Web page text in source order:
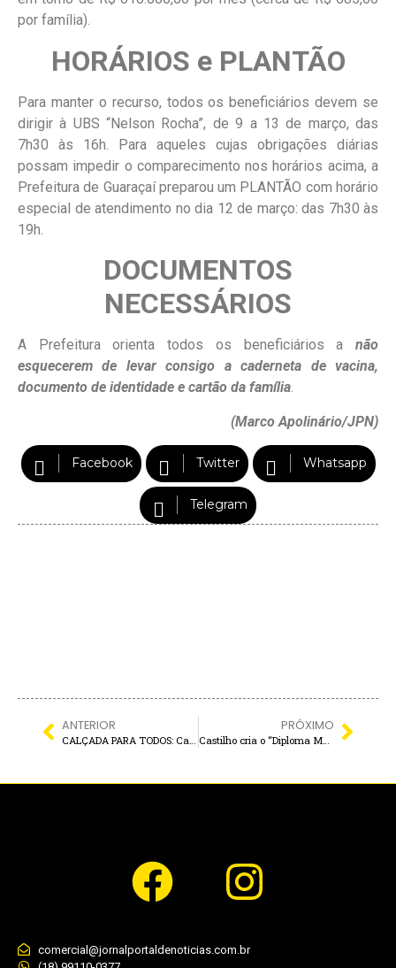
por família).
HORÁRIOS e PLANTÃO
Para manter o recurso, todos os beneficiários devem se
dirigir à UBS “Nelson Rocha”, de 9 a 13 de março, das
7h30 às 16h. Para aqueles cujas obrigações diárias
possam impedir o comparecimento nos horários acima, a
Prefeitura de Guaraçaí preparou um PLANTÃO com horário
especial de atendimento no dia 12 de março: das 7h30 às
19h.
DOCUMENTOS
NECESSÁRIOS
A Prefeitura orienta todos os beneficiários a não
esqueceremde levar consigo a caderneta de vacina,
documento de identidade e cartão da família.
(Marco Apolinário/JPN)
Facebook Twitter Whatsapp
Telegram
ANTERIOR PRÓXIMO
Castilho cria o “Diploma Mulher-Cidadã” para homenagear protagonistas da cidade
comercial@jornalportaldenoticias.com.br